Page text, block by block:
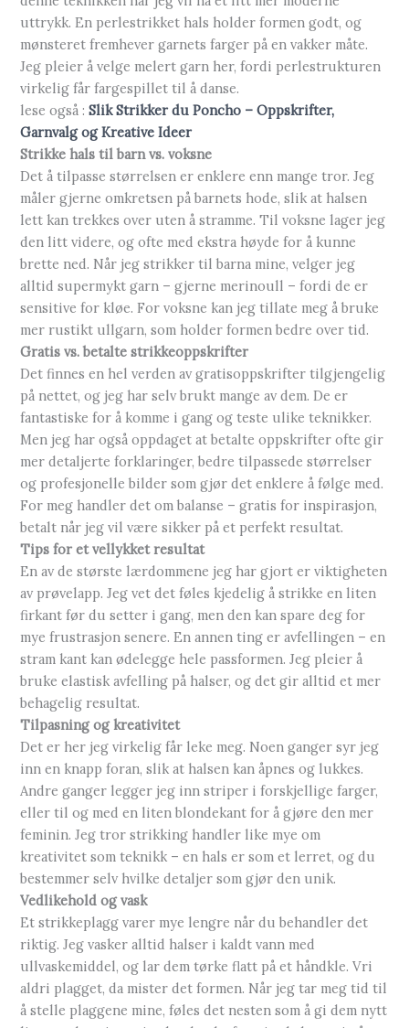
uttrykk. En perlestrikket hals holder formen godt, og
mønsteret fremhever garnets farger på en vakker måte.
Jeg pleier å velge melert garn her, fordi perlestrukturen
virkelig får fargespillet til å danse.
lese også :Slik Strikker du Poncho – Oppskrifter,
Garnvalg og Kreative Ideer
Strikke hals til barn vs. voksne
Det å tilpasse størrelsen er enklere enn mange tror. Jeg
måler gjerne omkretsen på barnets hode, slik at halsen
lett kan trekkes over uten å stramme. Til voksne lager jeg
den litt videre, og ofte med ekstra høyde for å kunne
brette ned. Når jeg strikker til barna mine, velger jeg
alltid supermykt garn – gjerne merinoull – fordi de er
sensitive for kløe. For voksne kan jeg tillate meg å bruke
mer rustikt ullgarn, som holder formen bedre over tid.
Gratis vs. betalte strikkeoppskrifter
Det finnes en hel verden av gratisoppskrifter tilgjengelig
på nettet, og jeg har selv brukt mange av dem. De er
fantastiske for å komme i gang og teste ulike teknikker.
Men jeg har også oppdaget at betalte oppskrifter ofte gir
mer detaljerte forklaringer, bedre tilpassede størrelser
og profesjonelle bilder som gjør det enklere å følge med.
For meg handler det om balanse – gratis for inspirasjon,
betalt når jeg vil være sikker på et perfekt resultat.
Tips for et vellykket resultat
En av de største lærdommene jeg har gjort er viktigheten
av prøvelapp. Jeg vet det føles kjedelig å strikke en liten
firkant før du setter i gang, men den kan spare deg for
mye frustrasjon senere. En annen ting er avfellingen – en
stram kant kan ødelegge hele passformen. Jeg pleier å
bruke elastisk avfelling på halser, og det gir alltid et mer
behagelig resultat.
Tilpasning og kreativitet
Det er her jeg virkelig får leke meg. Noen ganger syr jeg
inn en knapp foran, slik at halsen kan åpnes og lukkes.
Andre ganger legger jeg inn striper i forskjellige farger,
eller til og med en liten blondekant for å gjøre den mer
feminin. Jeg tror strikking handler like mye om
kreativitet som teknikk – en hals er som et lerret, og du
bestemmer selv hvilke detaljer som gjør den unik.
Vedlikehold og vask
Et strikkeplagg varer mye lengre når du behandler det
riktig. Jeg vasker alltid halser i kaldt vann med
ullvaskemiddel, og lar dem tørke flatt på et håndkle. Vri
aldri plagget, da mister det formen. Når jeg tar meg tid til
å stelle plaggene mine, føles det nesten som å gi dem nytt